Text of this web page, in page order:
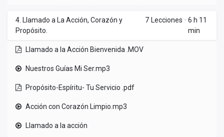
4. Llamado a La Acción, Corazón y
Propósito.
7 Lecciones · 6 h 11
min
Llamado a la Acción Bienvenida .MOV
Nuestros Guías Mi Ser.mp3
Propósito-Espíritu- Tu Servicio .pdf
Acción con Corazón Limpio.mp3
Llamado a la acción